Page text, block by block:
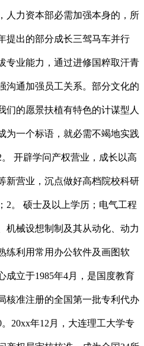
人力资本部必需加强本身的，所
提出的部分成长三驾马车并行
专业能力，通过进修国粹取汗青
沟通加强员工关系。部分文化的
们的愿景扶植有特色的计谋型人
为一个标语，就必需不竭地实践
开辟学问产权营业，成长以高
新营业，沉点做好高档院校科研
2。 硕士及以上学历；电气工程
机械设想制制及其从动化、动力
练利用常用办公软件及画图软
成立于1985年4月，是国度教育
核准注册的全国第一批专利代办
20xx年12月，大连理工大学专